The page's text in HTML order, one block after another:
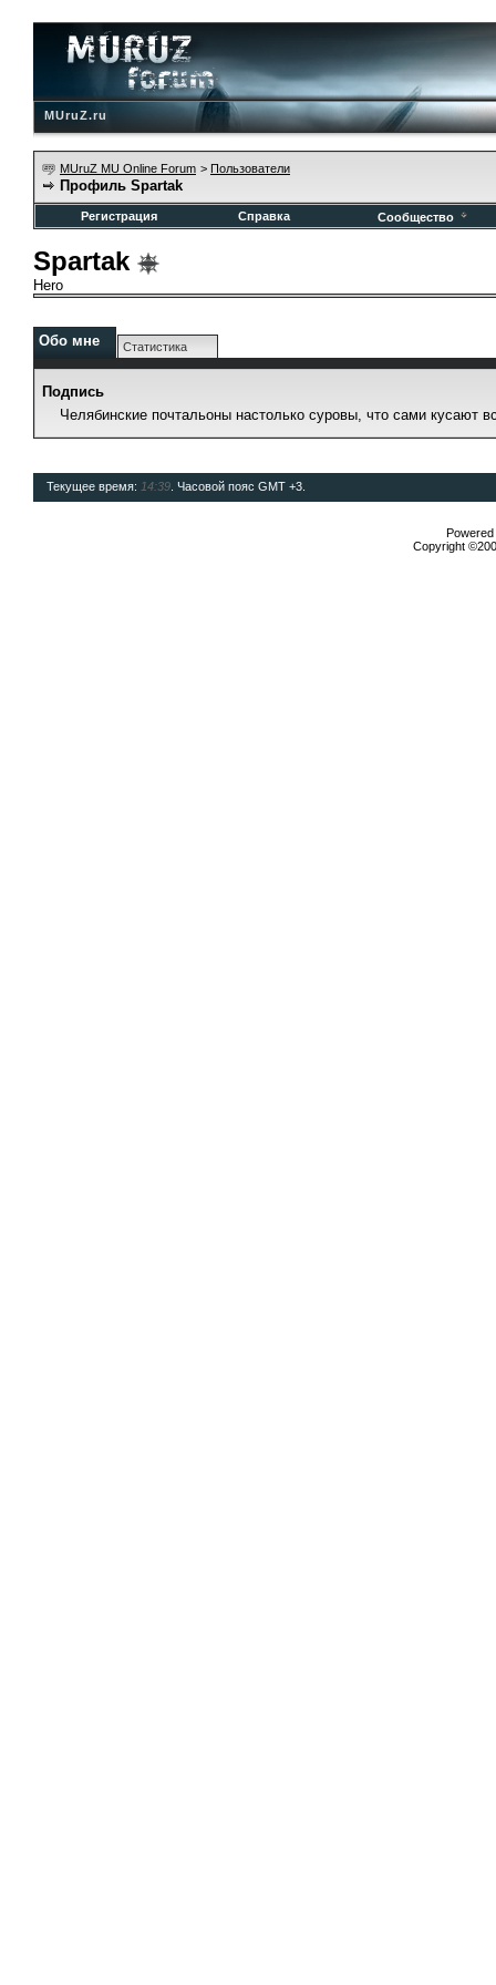
MUruZ.ru
MUruZ MU Online Forum > Пользователи
Профиль Spartak
Регистрация Справка Сообщество
Spartak
Hero
Обо мне Статистика
Подпись
Челябинские почтальоны настолько суровы, что сами кусают
Текущее время: 14:39 . Часовой пояс GMT +3.
Copyright